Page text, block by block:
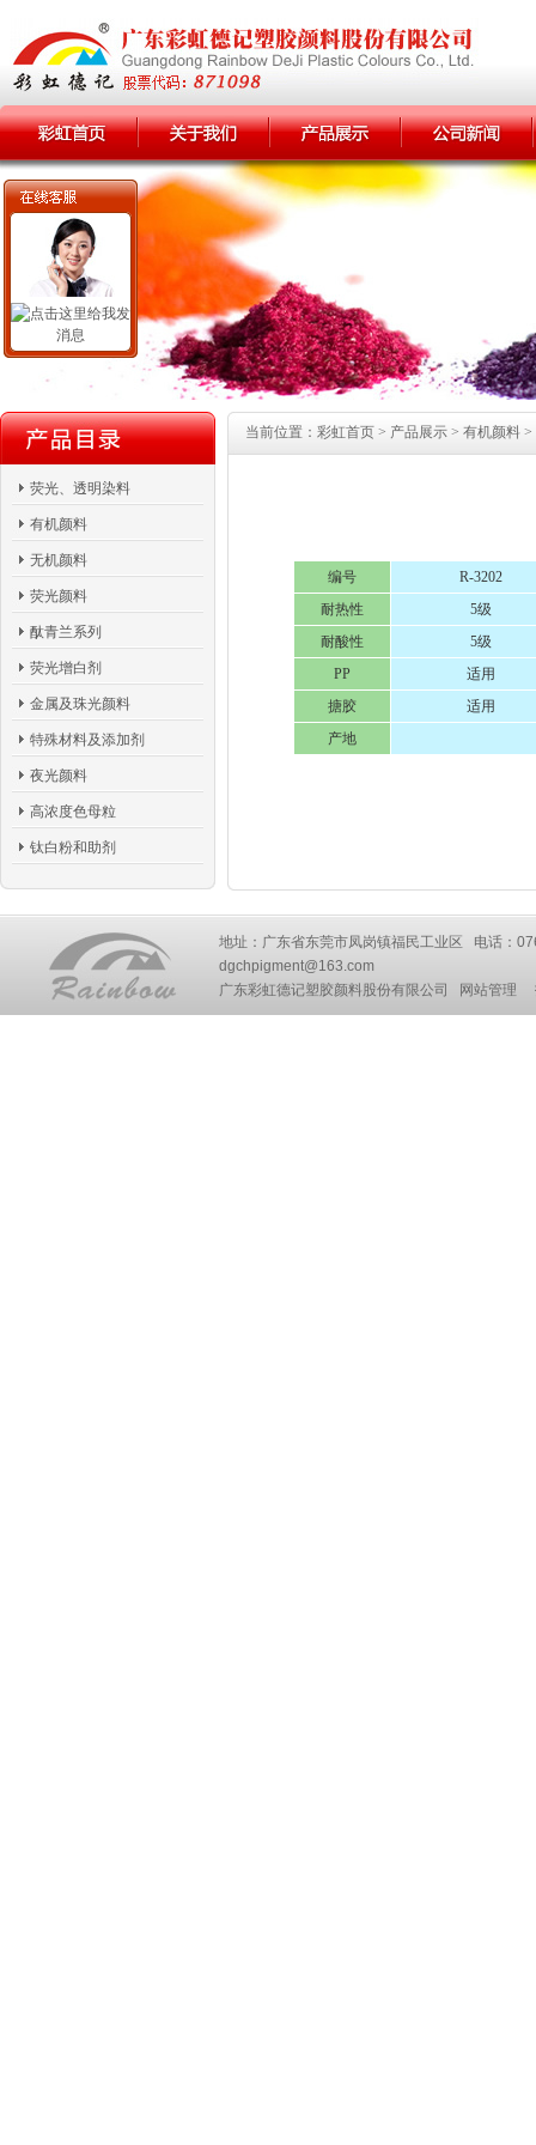
荧光、透明染料
有机颜料
无机颜料
荧光颜料
酞青兰系列
荧光增白剂
金属及珠光颜料
特殊材料及添加剂
夜光颜料
高浓度色母粒
钛白粉和助剂
当前位置：彩虹首页 > 产品展示 > 有机颜料 >
编号
R-3202
耐热性
5级
耐酸性
5级
PP
适用
搪胶
适用
产地
地址：广东省东莞市凤岗镇福民工业区 电话：
dgchpigment@163.com
广东彩虹德记塑胶颜料股份有限公司
网站管理